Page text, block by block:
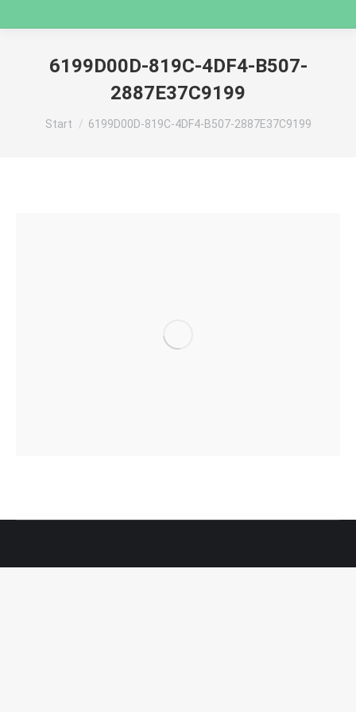
6199D00D-819C-4DF4-B507-
2887E37C9199
Sie befinden sich hier:
Start 6199D00D-819C-4DF4-B507-2887E37C9199